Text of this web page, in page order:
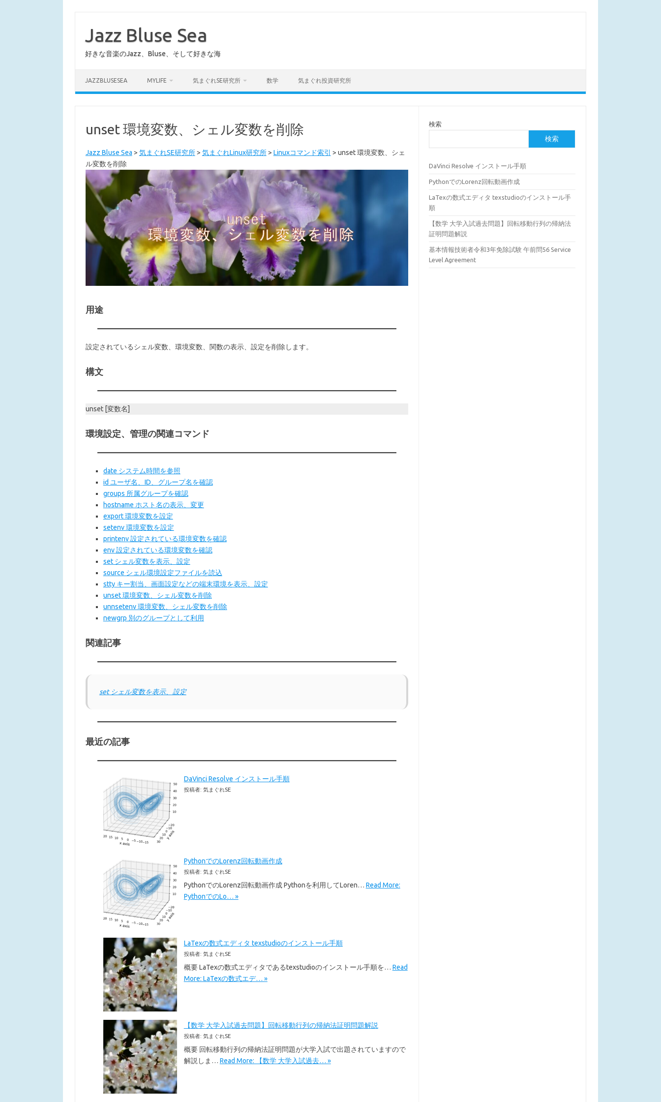
Jazz Bluse Sea
好きな音楽のJazz、Bluse、そして好きな海
JAZZBLUSESEA MYLIFE 気まぐれSE研究所 数学 気まぐれ投資研究所
unset 環境変数、シェル変数を削除
Jazz Bluse Sea > 気まぐれSE研究所> 気まぐれLinux研究所> Linuxコマンド索引 > unset 環境変数、シェ
ル変数を削除
用途
設定されているシェル変数、環境変数、関数の表示、設定を削除します。
構文
unset [変数名]
環境設定、管理の関連コマンド
date システム時間を参照
id ユーザ名、ID、グループ名を確認
groups 所属グループを確認
hostname ホスト名の表示、変更
export 環境変数を設定
setenv 環境変数を設定
printenv 設定されている環境変数を確認
env 設定されている環境変数を確認
set シェル変数を表示、設定
source シェル環境設定ファイルを読込
stty キー割当、画面設定などの端末環境を表示、設定
unset 環境変数、シェル変数を削除
unnsetenv 環境変数、シェル変数を削除
newgrp 別のグループとして利用
関連記事
set シェル変数を表示、設定
最近の記事
DaVinci Resolve インストール手順
投稿者: 気まぐれSE
PythonでのLorenz回転動画作成
投稿者: 気まぐれSE
PythonでのLorenz回転動画作成 Pythonを利用してLoren… Read More:
PythonでのLo… »
LaTexの数式エディタ texstudioのインストール手順
投稿者: 気まぐれSE
概要 LaTexの数式エディタであるtexstudioのインストール手順を… Read
More: LaTexの数式エデ… »
【数学 大学入試過去問題】回転移動行列の帰納法証明問題解説
投稿者: 気まぐれSE
概要 回転移動行列の帰納法証明問題が大学入試で出題されていますので
解説しま… Read More: 【数学 大学入試過去… »
検索
検索
DaVinci Resolve インストール手順
PythonでのLorenz回転動画作成
LaTexの数式エディタ texstudioのインストール手
順
【数学 大学入試過去問題】回転移動行列の帰納法
証明問題解説
基本情報技術者令和3年免除試験 午前問56 Service
Level Agreement